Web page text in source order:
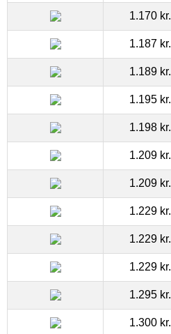
1.170 kr.
1.187 kr.
1.189 kr.
1.195 kr.
1.198 kr.
1.209 kr.
1.209 kr.
1.229 kr.
1.229 kr.
1.229 kr.
1.295 kr.
1.300 kr.